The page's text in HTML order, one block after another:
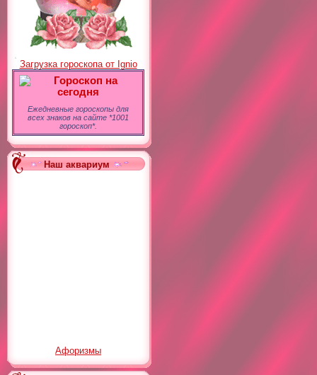
Загрузка гороскопа от Ignio
Гороскоп на
сегодня
Ежедневные гороскопы для
всех знаков на сайте *1001
гороскоп*.
Наш аквариум
Афоризмы